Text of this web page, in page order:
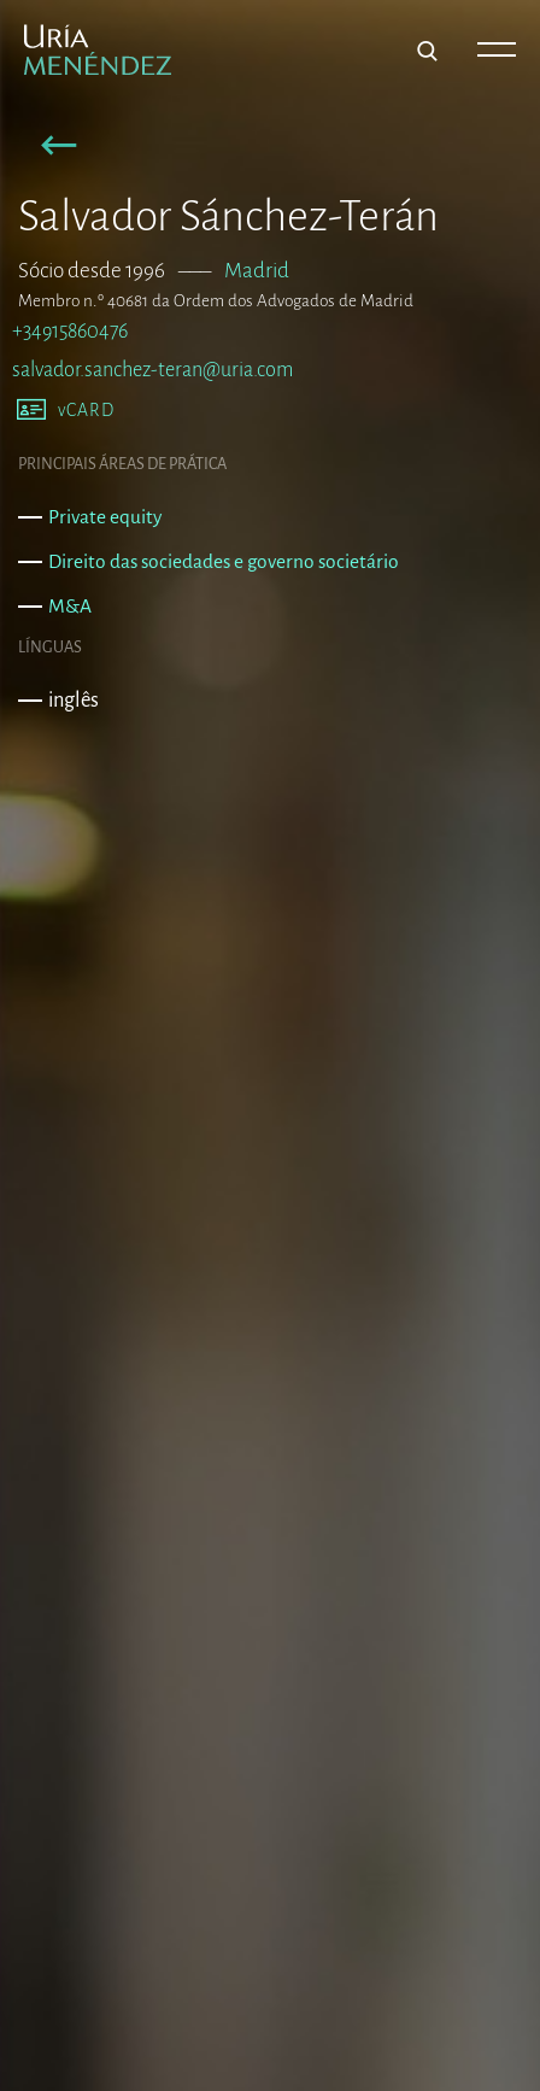
Salvador Sánchez-Terán
Sócio desde 1996 ––– Madrid
Membro n.º 40681 da Ordem dos Advogados de Madrid
+34915860476
salvador.sanchez-teran@uria.com
vCARD
PRINCIPAIS ÁREAS DE PRÁTICA
Private equity
Direito das sociedades e governo societário
M&A
LÍNGUAS
inglês